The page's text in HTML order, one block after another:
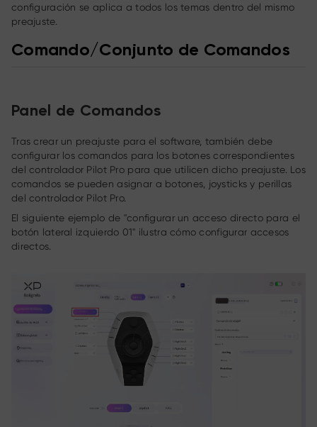
configuración se aplica a todos los temas dentro del mismo
preajuste.
Comando/Conjunto de Comandos
Panel de Comandos
Tras crear un preajuste para el software, también debe
configurar los comandos para los botones correspondientes
del controlador Pilot Pro para que utilicen dicho preajuste. Los
comandos se pueden asignar a botones, joysticks y perillas
del controlador Pilot Pro.
El siguiente ejemplo de "configurar un acceso directo para el
botón lateral izquierdo 01" ilustra cómo configurar accesos
directos.